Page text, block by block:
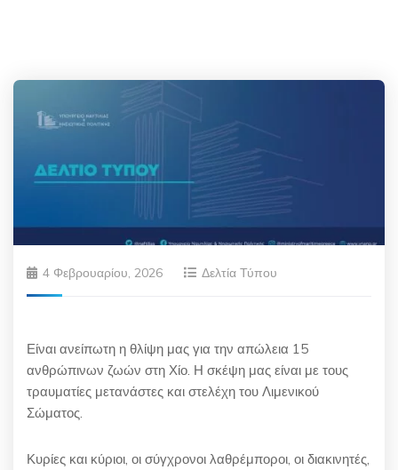
4 Φεβρουαρίου, 2026 Δελτία Τύπου
Είναι ανείπωτη η θλίψη μας για την απώλεια 15
ανθρώπινων ζωών στη Χίο. Η σκέψη μας είναι με τους
τραυματίες μετανάστες και στελέχη του Λιμενικού
Σώματος.
Κυρίες και κύριοι, οι σύγχρονοι λαθρέμποροι, οι διακινητές,